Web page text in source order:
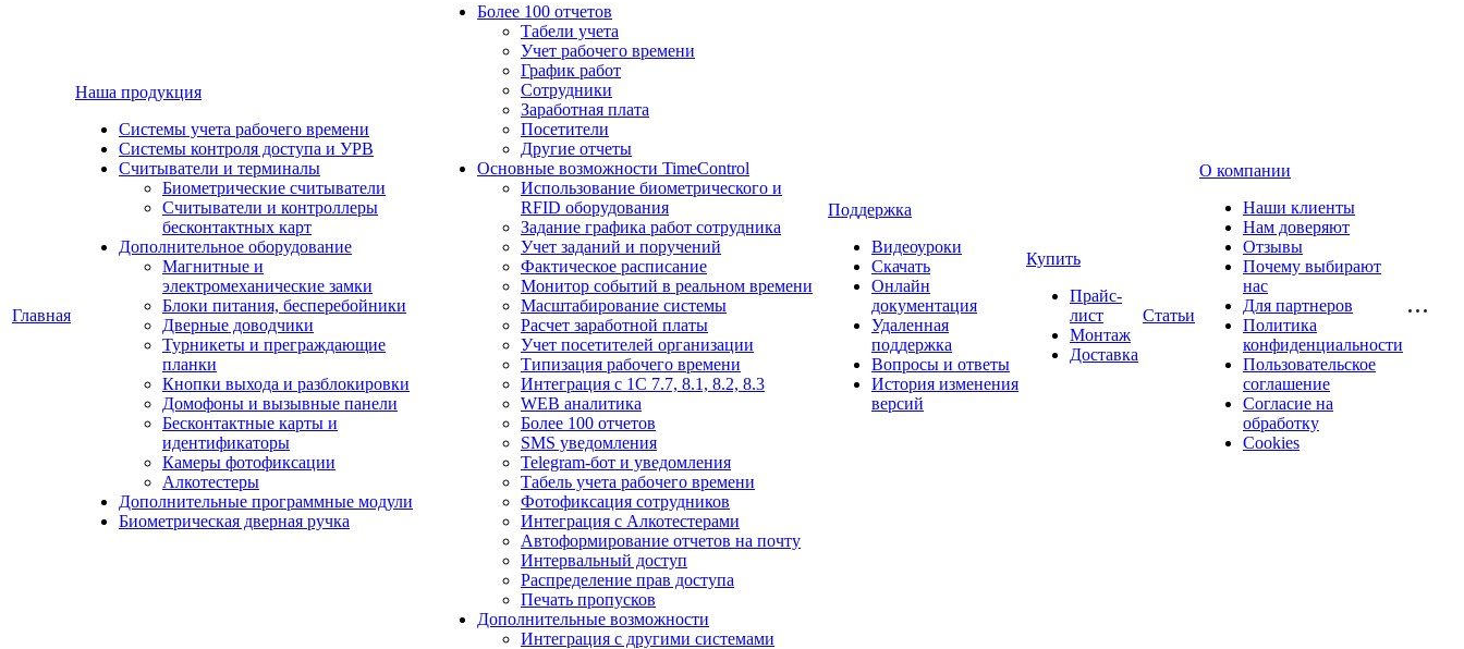
Главная
Наша продукция
Cистемы учета рабочего времени
Системы контроля доступа и УРВ
Считыватели и терминалы
Биометрические считыватели
Считыватели и контроллеры
бесконтактных карт
Дополнительное оборудование
Магнитные и
электромеханические замки
Блоки питания, бесперебойники
Дверные доводчики
Турникеты и преграждающие
планки
Кнопки выхода и разблокировки
Домофоны и вызывные панели
Бесконтактные карты и
идентификаторы
Камеры фотофиксации
Алкотестеры
Дополнительные программные модули
Биометрическая дверная ручка
Более 100 отчетов
Табели учета
Учет рабочего времени
График работ
Сотрудники
Заработная плата
Посетители
Другие отчеты
Основные возможности TimeControl
Использование биометрического и
RFID оборудования
Задание графика работ сотрудника
Учет заданий и поручений
Фактическое расписание
Монитор событий в реальном времени
Масштабирование системы
Расчет заработной платы
Учет посетителей организации
Типизация рабочего времени
Интеграция с 1С 7.7, 8.1, 8.2, 8.3
WEB аналитика
Более 100 отчетов
SMS уведомления
Telegram-бот и уведомления
Табель учета рабочего времени
Фотофиксация сотрудников
Интеграция с Алкотестерами
Автоформирование отчетов на почту
Интервальный доступ
Распределение прав доступа
Печать пропусков
Дополнительные возможности
Интеграция с другими системами
Поддержка
Видеоуроки
Скачать
Онлайн
документация
Удаленная
поддержка
Вопросы и ответы
История изменения
версий
Купить
Прайс-
лист
Монтаж
Доставка
Статьи
О компании
Наши клиенты
Нам доверяют
Отзывы
Почему выбирают
нас
Для партнеров
Политика
конфиденциальности
Пользовательское
соглашение
Согласие на
обработку
Cookies